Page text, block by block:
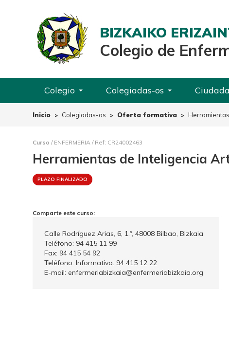
BIZKAIKO
Colegio de
Colegio Colegiadas-os
Inicio Colegiadas-os Oferta formativa
Curso / ENFERMERIA / Ref: CR24002463
Herramientas de Inteligencia
PLAZO FINALIZADO
Comparte este curso:
Calle Rodríguez Arias, 6, 1.º, 48008 Bilbao, Bizkaia
Teléfono: 94 415 11 99
Fax: 94 415 54 92
Teléfono. Informativo: 94 415 12 22
E-mail: enfermeriabizkaia@enfermeriabizkaia.org